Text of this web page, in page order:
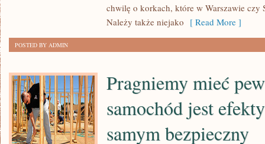
POZIOM
SWOJEJ
chwilę o korkach, które w Warszawie czy
Należy także niejako [ Read More ]
POSTED BY ADMIN
Pragniemy mieć
samochód jest
samym bezpieczny